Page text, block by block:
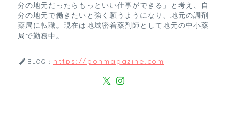
分の地元だったらもっといい仕事ができる」と考え、自
分の地元で働きたいと強く願うようになり、地元の調剤
薬局に転職。現在は地域密着薬剤師として地元の中小薬
局で勤務中。
BLOG： https://ponmagazine.com